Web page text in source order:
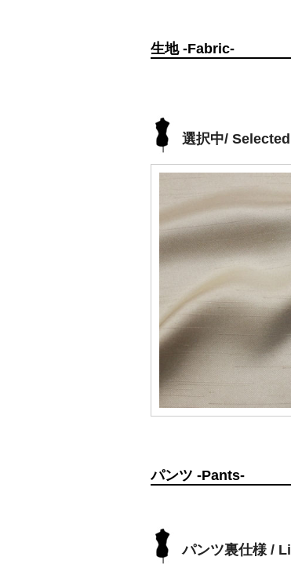
生地 -Fabric-
選択中/ Selected
パンツ -Pants-
パンツ裏仕様 /